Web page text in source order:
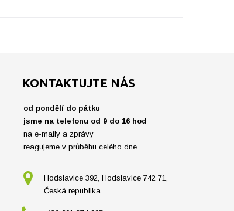
KONTAKTUJTE NÁS
od pondělí do pátku
jsme na telefonu od 9 do 16 hod
na e-maily a zprávy
reagujeme v průběhu celého dne
Hodslavice 392, Hodslavice 742 71,
Česká republika